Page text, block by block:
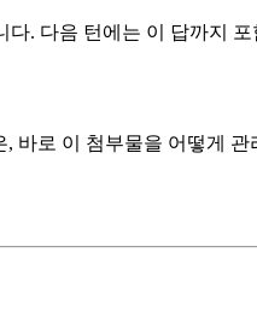
다. 다음 턴에는 이 답까지
바로 이 첨부물을 어떻게 관